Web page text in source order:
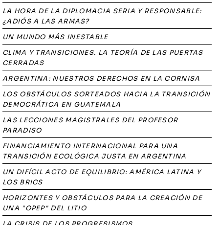
LA HORA DE LA DIPLOMACIA SERIA Y RESPONSABLE:
¿ADIÓS A LAS ARMAS?
UN MUNDO MÁS INESTABLE
CLIMA Y TRANSICIONES. LA TEORÍA DE LAS PUERTAS
CERRADAS
ARGENTINA: NUESTROS DERECHOS EN LA CORNISA
LOS OBSTÁCULOS SORTEADOS HACIA LA TRANSICIÓN
DEMOCRÁTICA EN GUATEMALA
LAS LECCIONES MAGISTRALES DEL PROFESOR
PARADISO
FINANCIAMIENTO INTERNACIONAL PARA UNA
TRANSICIÓN ECOLÓGICA JUSTA EN ARGENTINA
UN DIFÍCIL ACTO DE EQUILIBRIO: AMÉRICA LATINA Y
LOS BRICS
HORIZONTES Y OBSTÁCULOS PARA LA CREACIÓN DE
UNA "OPEP" DEL LITIO